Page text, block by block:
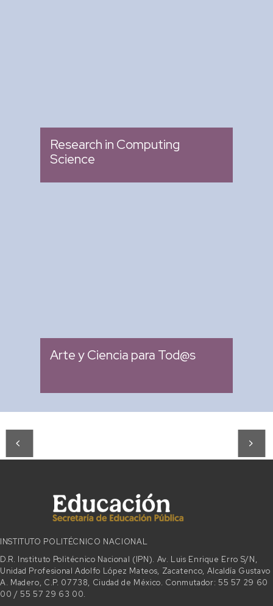
Research in Computing
Science
Arte y Ciencia para Tod@s
INSTITUTO POLITÉCNICO NACIONAL
D.R. Instituto Politécnico Nacional (IPN). Av. Luis Enrique Erro S/N,
Unidad Profesional Adolfo López Mateos, Zacatenco, Alcaldía Gustavo
A. Madero, C.P. 07738, Ciudad de México. Conmutador: 55 57 29 60
00 / 55 57 29 63 00.